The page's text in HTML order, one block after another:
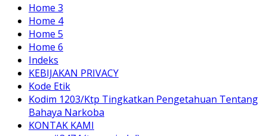
Home 3
Home 4
Home 5
Home 6
Indeks
KEBIJAKAN PRIVACY
Kode Etik
Kodim 1203/Ktp Tingkatkan Pengetahuan Tentang
Bahaya Narkoba
KONTAK KAMI